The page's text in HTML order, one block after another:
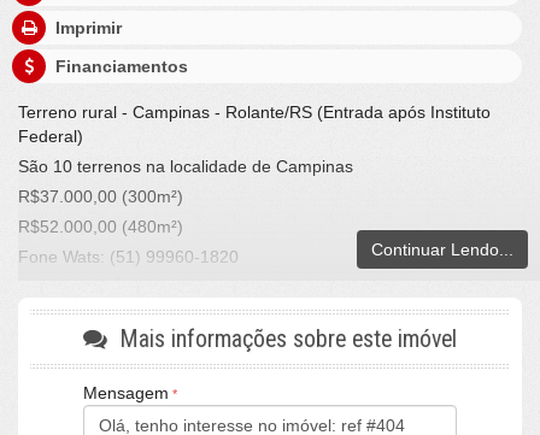
Imprimir
Financiamentos
Terreno rural - Campinas - Rolante/RS (Entrada após Instituto
Federal)
São 10 terrenos na localidade de Campinas
R$37.000,00 (300m²)
R$52.000,00 (480m²)
Fone Wats: (51) 99960-1820
CRECI/RS 25036-J - Rolante / RS
Continuar Lendo...
Mais informações sobre este imóvel
Mensagem